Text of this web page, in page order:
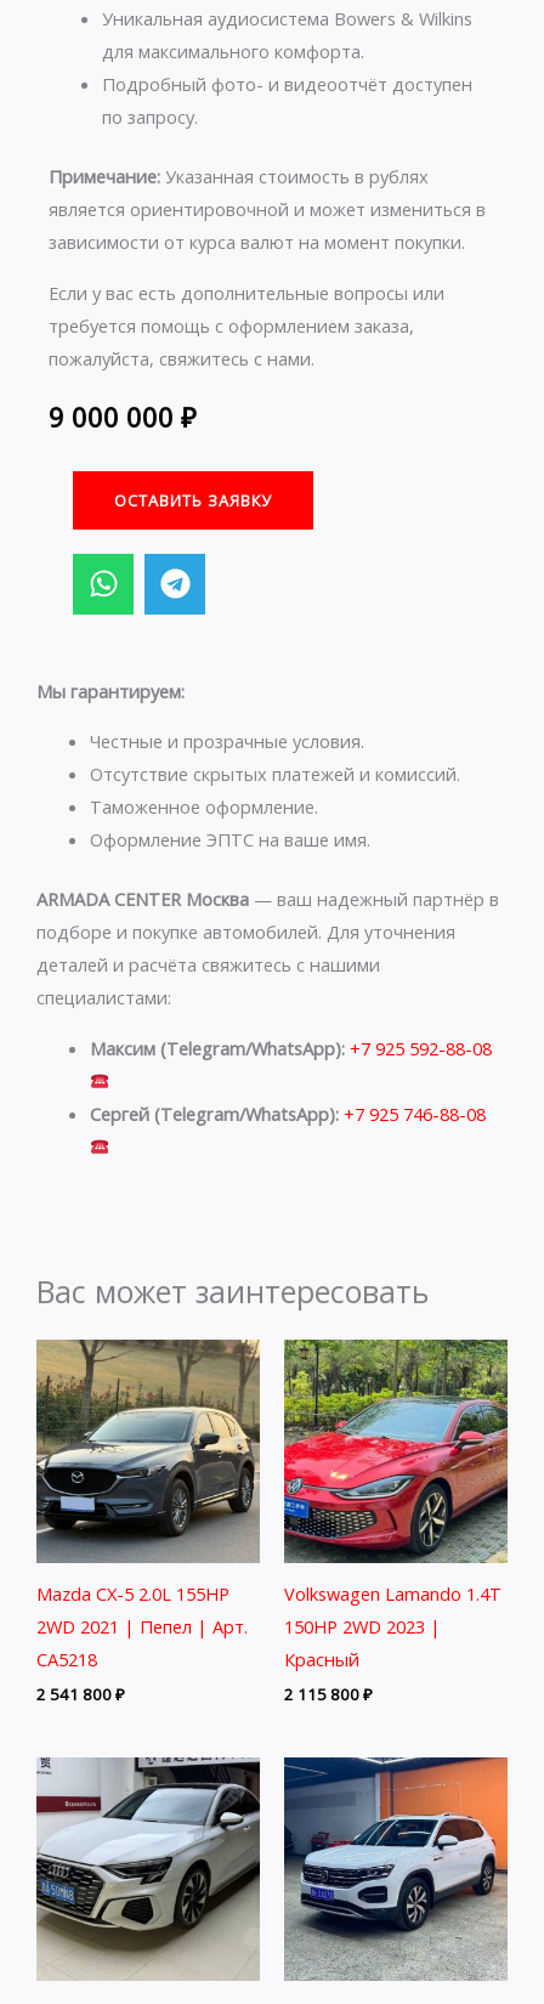
Уникальная аудиосистема Bowers & Wilkins
для максимального комфорта.
Подробный фото- и видеоотчёт доступен
по запросу.
Примечание: Указанная стоимость в рублях
является ориентировочной и может измениться в
зависимости от курса валют на момент покупки.
Если у вас есть дополнительные вопросы или
требуется помощь с оформлением заказа,
пожалуйста, свяжитесь с нами.
9 000 000 ₽
ОСТАВИТЬ ЗАЯВКУ
W
h
a
s
p
p
T
e
l
g
a
m
Мы гарантируем:
Честные и прозрачные условия.
Отсутствие скрытых платежей и комиссий.
Таможенное оформление.
Оформление ЭПТС на ваше имя.
ARMADA CENTER Москва — ваш надежный партнёр в
подборе и покупке автомобилей. Для уточнения
деталей и расчёта свяжитесь с нашими
специалистами:
Максим (Telegram/WhatsApp): +7 925 592-88-08
Сергей (Telegram/WhatsApp): +7 925 746-88-08
Вас может заинтересовать
Mazda CX-5 2.0L 155HP
2WD 2021 | Пепел | Арт.
CA5218
2 541 800₽
Volkswagen Lamando 1.4T
150HP 2WD 2023 |
Красный
2 115 800₽